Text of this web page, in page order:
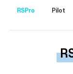
RSPro Pilot